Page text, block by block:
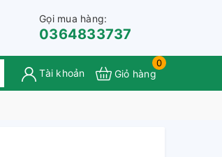
Gọi mua hàng:
0364833737
Tài khoản
0
Giỏ hàng